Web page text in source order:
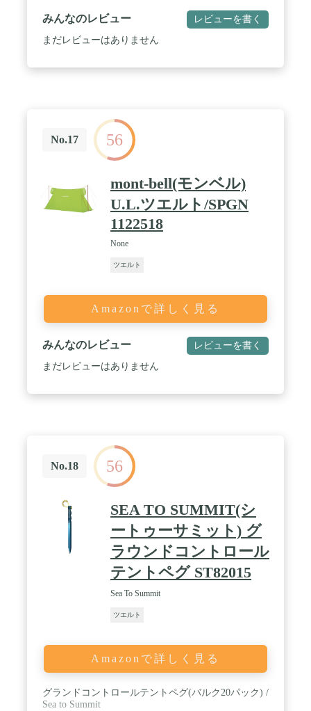
ポリエチレン素材ですので、熱、高い反射、防水、
耐摩耗性に優れており、破れたり穴が開きにくいコ
ーティングが特徴です。 / 簡易的なテントを素早く
は目印にもなる、救助者に信号を送る反射フィルム
として位置を知らせます。 震災、地震、津波、アウ
トドア緊急用アウトドアテントです。 手のひらサイ
ズに収納でき、持ち運びも簡単です。 / 内容内容:テ
ント×1、ロープ×1、収納袋×1 カラー:オレンジ サイ
ズ: 展開したサイズ:246cm×158cm 畳んだサイ
ズ:22cm×16cm×4cm 重量:約 265g。
みんなのレビュー レビューを書く
まだレビューはありません
No.17 56
mont-bell(モンベル)
U.L.ツエルト/SPGN
1122518
None
ツエルト
Amazonで詳しく見る
みんなのレビュー レビューを書く
まだレビューはありません
No.18 56
SEA TO SUMMIT(シ
ートゥーサミット) グ
ラウンドコントロール
テントペグ ST82015
Sea To Summit
ツエルト
Amazonで詳しく見る
グランドコントロールテントペグ(バルク20パック) /
Sea to Summit